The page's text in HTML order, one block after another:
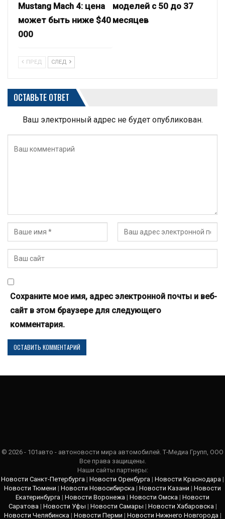
Mustang Mach 4: цена
может быть ниже $40
000
моделей с 50 до 37
месяцев
ПРЕД СЛЕД
ОСТАВЬТЕ ОТВЕТ
Ваш электронный адрес не будет опубликован.
Сохраните мое имя, адрес электронной почты и веб-
сайт в этом браузере для следующего
комментария.
© 2026 - 101авто - автоновости мира автомобилей. Т-Медиа Групп, ООО
Все права защищены.
Наши сайты партнеры:
Новости Санкт-Петербурга | Новости Оренбурга | Новости Краснодара |
Новости Тюмени | Новости Новосибирска | Новости Казани | Новости
Екатеринбурга | Новости Воронежа | Новости Омска | Новости
Саратова | Новости Уфы | Новости Самары | Новости Хабаровска |
Новости Челябинска | Новости Перми | Новости Нижнего Новгорода |